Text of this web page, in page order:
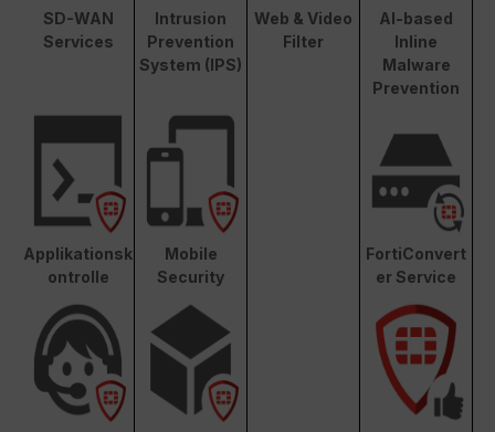
SD-WAN
Services
Intrusion
Prevention
System (IPS)
Web & Video
Filter
AI-based
Inline
Malware
Prevention
Applikationsk
ontrolle
Mobile
Security
FortiConvert
er Service